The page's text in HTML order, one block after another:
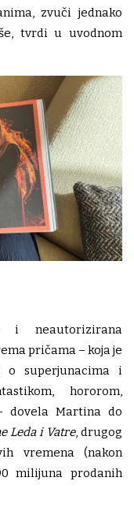
zvuči jednako
tvrdi u uvodnom
i neautorizirana
pričama – koja je
o superjunacima i
hororom,
dovela Martina do
Leda i Vatre, drugog
vremena (nakon
milijuna prodanih